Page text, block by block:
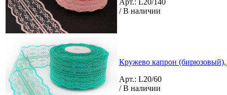
/ В наличии
Кружево капрон
Арт.: L20/60
/ В наличии